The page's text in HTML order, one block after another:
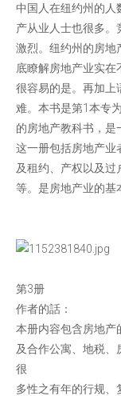
中国人在纽约州的人
产从业人士也很多。
激烈。纽约州的房地
底瞭解房地产业实在
很容易的是。再加上
难。本书是第1本专
的房地产教科书，是
这一册包括房地产业
及租约、产权以及过
等。是房地产业的基
第3册
作者的話：
本册内容包含房地产
及合作公寓、地税、
很
多性之有年的行规、